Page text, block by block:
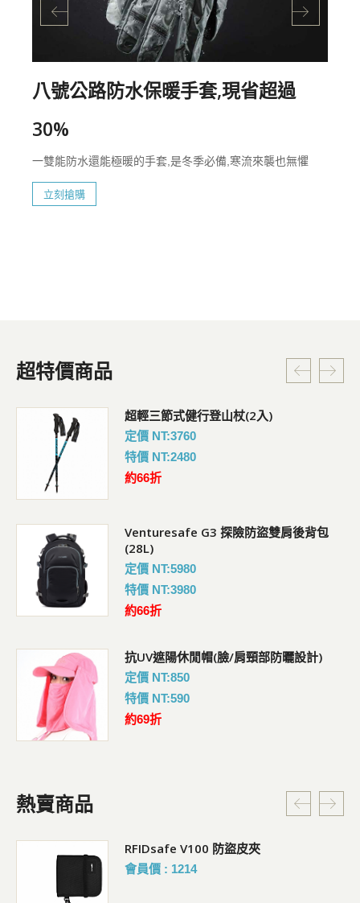
八號公路防水保暖手套,現省超過
30%
一雙能防水還能極暖的手套,是冬季必備,寒流來襲也無懼
立刻搶購
超特價商品
超輕三節式健行登山杖(2入)
定價 NT:3760
特價 NT:2480
約66折
Venturesafe G3 探險防盜雙肩後背包
(28L)
定價 NT:5980
特價 NT:3980
約66折
抗UV遮陽休閒帽(臉/肩頸部防曬設計)
定價 NT:850
特價 NT:590
約69折
熱賣商品
RFIDsafe V100 防盜皮夾
會員價 : 1214